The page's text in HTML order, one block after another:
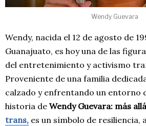
Wendy Guevara
Wendy, nacida el 12 de agosto de
Guanajuato, es hoy una de las
del entretenimiento y activismo
Proveniente de una familia
calzado y enfrentando un entorno
historia de Wendy Guevara: más
trans, es un símbolo de resiliencia,